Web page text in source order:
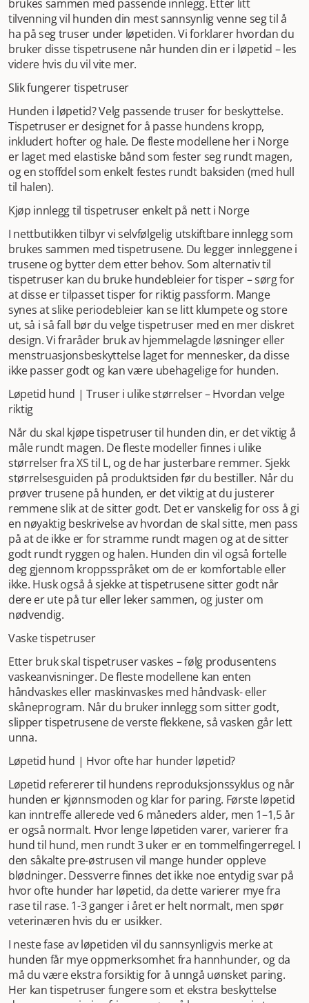
brukes sammen med passende innlegg. Etter litt
tilvenning vil hunden din mest sannsynlig venne seg til å
ha på seg truser under løpetiden. Vi forklarer hvordan du
bruker disse tispetrusene når hunden din er i løpetid – les
videre hvis du vil vite mer.
Slik fungerer tispetruser
Hunden i løpetid? Velg passende truser for beskyttelse.
Tispetruser er designet for å passe hundens kropp,
inkludert hofter og hale. De fleste modellene her i Norge
er laget med elastiske bånd som fester seg rundt magen,
og en stoffdel som enkelt festes rundt baksiden (med hull
til halen).
Kjøp innlegg til tispetruser enkelt på nett i Norge
I nettbutikken tilbyr vi selvfølgelig utskiftbare innlegg som
brukes sammen med tispetrusene. Du legger innleggene i
trusene og bytter dem etter behov. Som alternativ til
tispetruser kan du bruke hundebleier for tisper – sørg for
at disse er tilpasset tisper for riktig passform. Mange
synes at slike periodebleier kan se litt klumpete og store
ut, så i så fall bør du velge tispetruser med en mer diskret
design. Vi fraråder bruk av hjemmelagde løsninger eller
menstruasjonsbeskyttelse laget for mennesker, da disse
ikke passer godt og kan være ubehagelige for hunden.
Løpetid hund | Truser i ulike størrelser – Hvordan velge
riktig
Når du skal kjøpe tispetruser til hunden din, er det viktig å
måle rundt magen. De fleste modeller finnes i ulike
størrelser fra XS til L, og de har justerbare remmer. Sjekk
størrelsesguiden på produktsiden før du bestiller. Når du
prøver trusene på hunden, er det viktig at du justerer
remmene slik at de sitter godt. Det er vanskelig for oss å gi
en nøyaktig beskrivelse av hvordan de skal sitte, men pass
på at de ikke er for stramme rundt magen og at de sitter
godt rundt ryggen og halen. Hunden din vil også fortelle
deg gjennom kroppsspråket om de er komfortable eller
ikke. Husk også å sjekke at tispetrusene sitter godt når
dere er ute på tur eller leker sammen, og juster om
nødvendig.
Vaske tispetruser
Etter bruk skal tispetruser vaskes – følg produsentens
vaskeanvisninger. De fleste modellene kan enten
håndvaskes eller maskinvaskes med håndvask- eller
skåneprogram. Når du bruker innlegg som sitter godt,
slipper tispetrusene de verste flekkene, så vasken går lett
unna.
Løpetid hund | Hvor ofte har hunder løpetid?
Løpetid refererer til hundens reproduksjonssyklus og når
hunden er kjønnsmoden og klar for paring. Første løpetid
kan inntreffe allerede ved 6 måneders alder, men 1–1,5 år
er også normalt. Hvor lenge løpetiden varer, varierer fra
hund til hund, men rundt 3 uker er en tommelfingerregel. I
den såkalte pre-østrusen vil mange hunder oppleve
blødninger. Dessverre finnes det ikke noe entydig svar på
hvor ofte hunder har løpetid, da dette varierer mye fra
rase til rase. 1-3 ganger i året er helt normalt, men spør
veterinæren hvis du er usikker.
I neste fase av løpetiden vil du sannsynligvis merke at
hunden får mye oppmerksomhet fra hannhunder, og da
må du være ekstra forsiktig for å unngå uønsket paring.
Her kan tispetruser fungere som et ekstra beskyttelse